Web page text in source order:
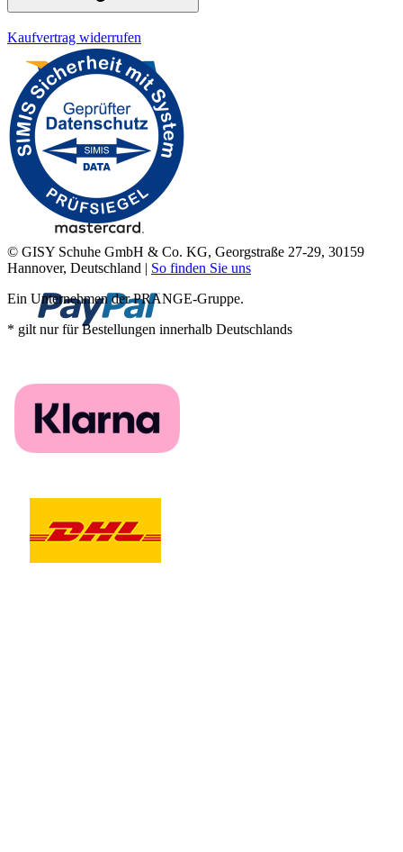
Kaufvertrag widerrufen
© GISY Schuhe GmbH & Co. KG, Georgstraße 27-29, 30159
Hannover, Deutschland | So finden Sie uns
Ein Unternehmen der PRANGE-Gruppe.
* gilt nur für Bestellungen innerhalb Deutschlands